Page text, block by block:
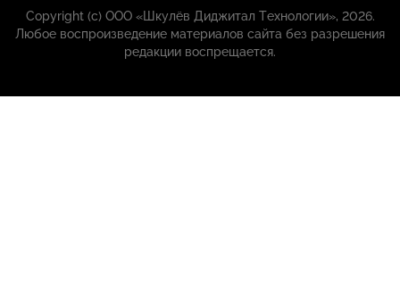
Copyright (с) ООО «Шкулёв Диджитал Технологии», 2026.
Любое воспроизведение материалов сайта без разрешения
редакции воспрещается.